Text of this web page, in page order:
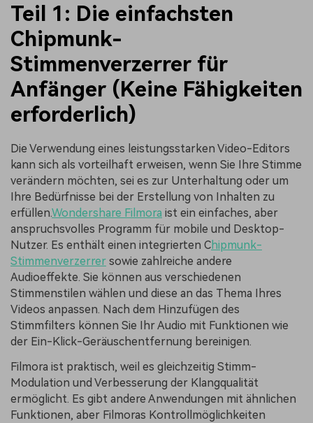
Teil 1: Die einfachsten
Chipmunk-
Stimmenverzerrer für
Anfänger (Keine Fähigkeiten
erforderlich)
Die Verwendung eines leistungsstarken Video-Editors
kann sich als vorteilhaft erweisen, wenn Sie Ihre Stimme
verändern möchten, sei es zur Unterhaltung oder um
Ihre Bedürfnisse bei der Erstellung von Inhalten zu
erfüllen.Wondershare Filmora ist ein einfaches, aber
anspruchsvolles Programm für mobile und Desktop-
Nutzer. Es enthält einen integrierten Chipmunk-
Stimmenverzerrer sowie zahlreiche andere
Audioeffekte. Sie können aus verschiedenen
Stimmenstilen wählen und diese an das Thema Ihres
Videos anpassen. Nach dem Hinzufügen des
Stimmfilters können Sie Ihr Audio mit Funktionen wie
der Ein-Klick-Geräuschentfernung bereinigen.
Filmora ist praktisch, weil es gleichzeitig Stimm-
Modulation und Verbesserung der Klangqualität
ermöglicht. Es gibt andere Anwendungen mit ähnlichen
Funktionen, aber Filmoras Kontrollmöglichkeiten